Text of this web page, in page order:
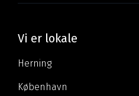
Vi er lokale
Herning
København